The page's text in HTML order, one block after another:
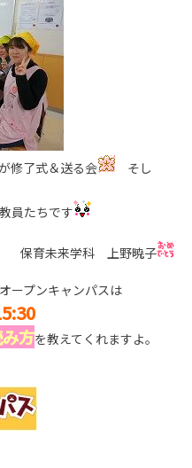
修了式＆送る会
そし
員たちです
保育未来学科 上野暁子
ープンキャンパスは
方を教えてくれますよ。